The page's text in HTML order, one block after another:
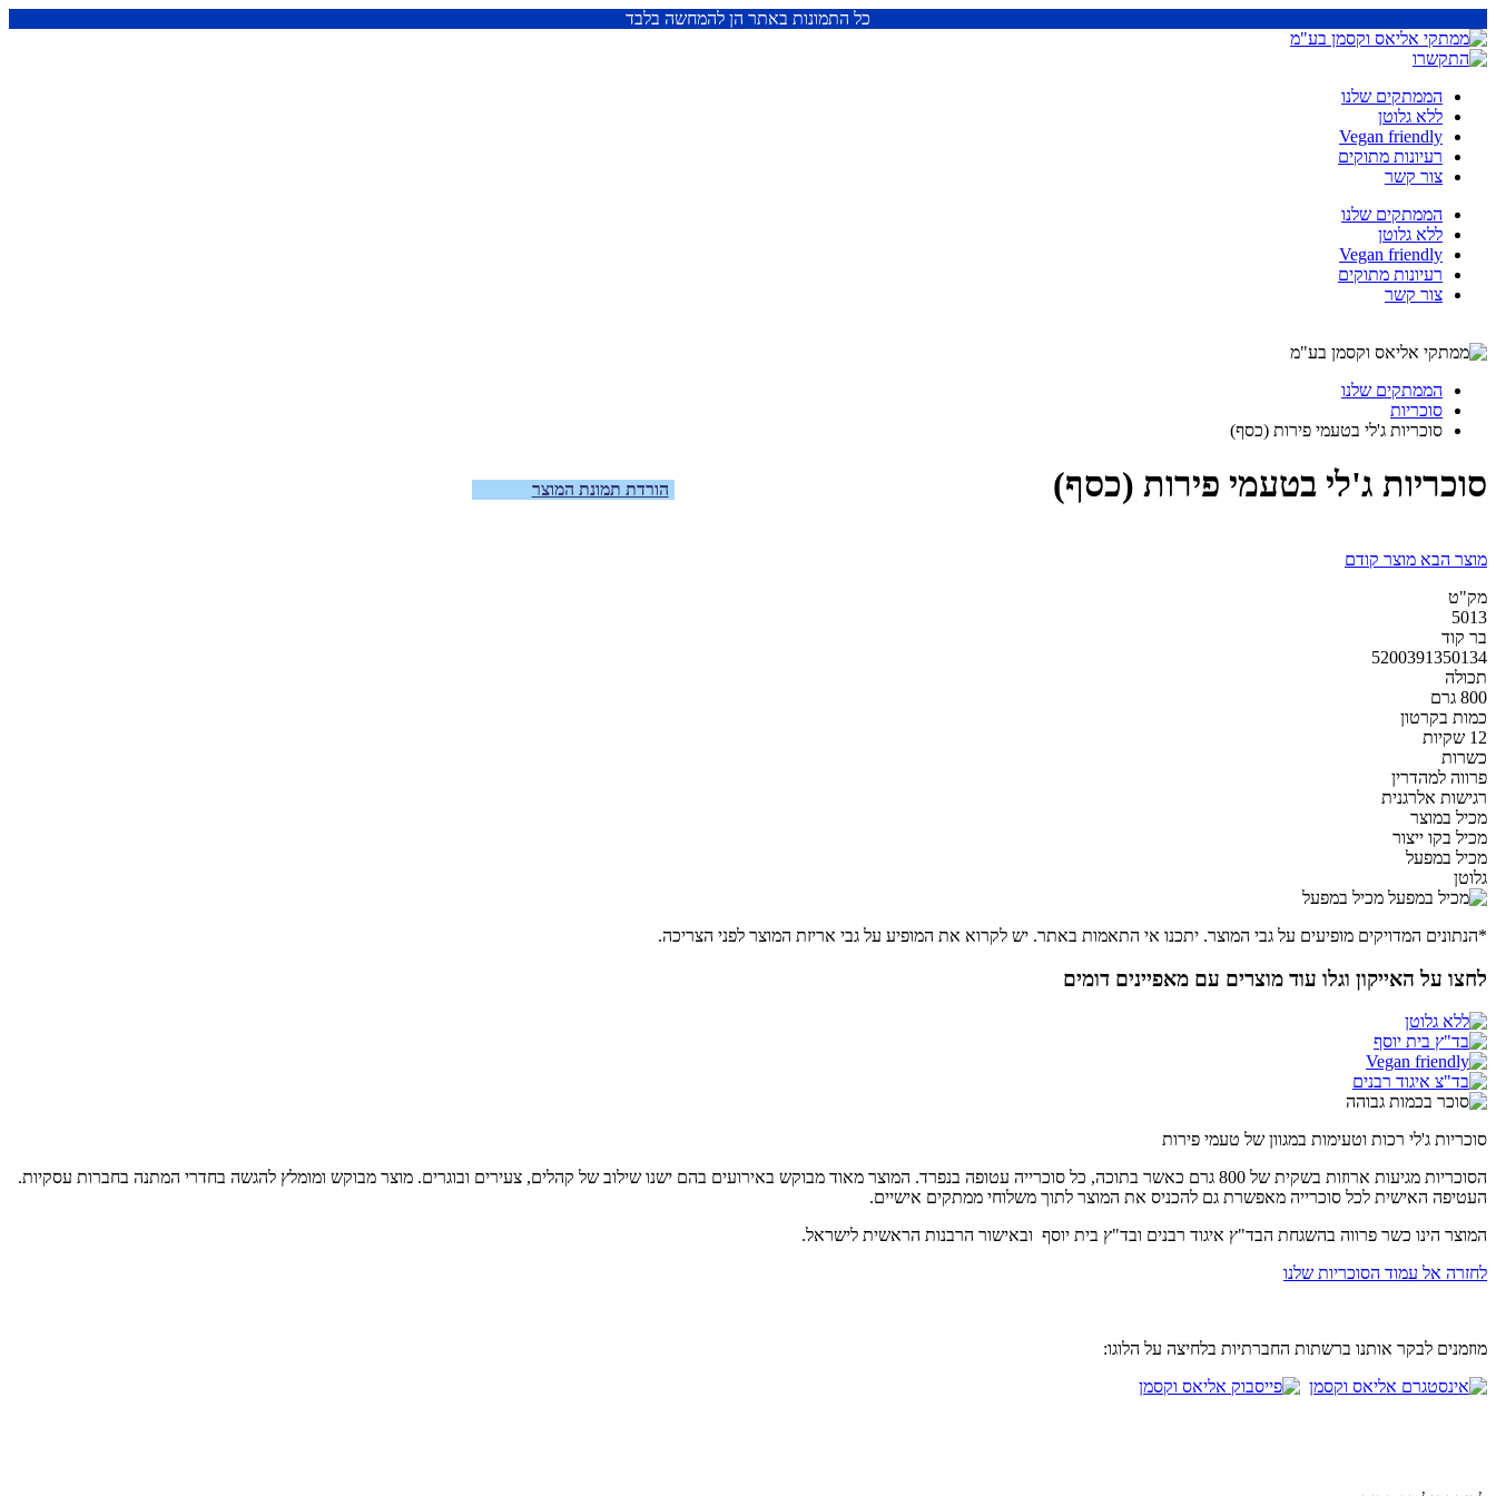
כל התמונות באתר הן להמחשה בלבד
הממתקים שלנו
ללא גלוטן
Vegan friendly
רעיונות מתוקים
צור קשר
הממתקים שלנו
ללא גלוטן
Vegan friendly
רעיונות מתוקים
צור קשר
הממתקים שלנו
סוכריות
סוכריות ג'לי בטעמי פירות (כסף)
סוכריות ג'לי בטעמי פירות (כסף) הורדת תמונת המוצר
מוצר הבא מוצר קודם
מק"ט
5013
בר קוד
5200391350134
תכולה
800 גרם
כמות בקרטון
12 שקיות
כשרות
פרווה למהדרין
רגישות אלרגנית
מכיל במוצר
מכיל בקו ייצור
מכיל במפעל
גלוטן
מכיל במפעל
*הנתונים המדויקים מופיעים על גבי המוצר. יתכנו אי התאמות באתר. יש לקרוא את המופיע על גבי אריזת המוצר לפני הצריכה.
לחצו על האייקון וגלו עוד מוצרים עם מאפיינים דומים
סוכריות ג'לי רכות וטעימות במגוון של טעמי פירות
הסוכריות מגיעות ארוזות בשקית של 800 גרם כאשר בתוכה, כל סוכרייה עטופה בנפרד. המוצר מאוד מבוקש באירועים בהם ישנו שילוב של קהלים, צעירים ובוגרים. מוצר מבוקש ומומלץ להגשה בחדרי המתנה בחברות עסקיות.
העטיפה האישית לכל סוכרייה מאפשרת גם להכניס את המוצר לתוך משלוחי ממתקים אישיים.
המוצר הינו כשר פרווה בהשגחת הבד"ץ איגוד רבנים ובד"ץ בית יוסף ובאישור הרבנות הראשית לישראל.
לחזרה אל עמוד הסוכריות שלנו
מוזמנים לבקר אותנו ברשתות החברתיות בלחיצה על הלוגו: